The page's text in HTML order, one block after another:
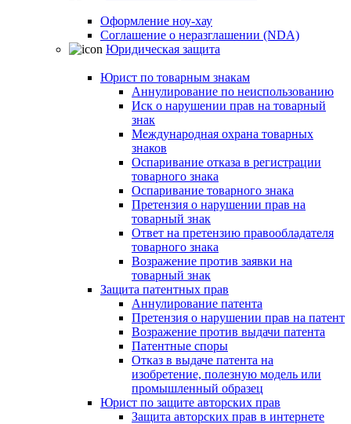
Оформление ноу-хау
Соглашение о неразглашении (NDA)
Юридическая защита
Юрист по товарным знакам
Аннулирование по неиспользованию
Иск о нарушении прав на товарный
знак
Международная охрана товарных
знаков
Оспаривание отказа в регистрации
товарного знака
Оспаривание товарного знака
Претензия о нарушении прав на
товарный знак
Ответ на претензию правообладателя
товарного знака
Возражение против заявки на
товарный знак
Защита патентных прав
Аннулирование патента
Претензия о нарушении прав на патент
Возражение против выдачи патента
Патентные споры
Отказ в выдаче патента на
изобретение, полезную модель или
промышленный образец
Юрист по защите авторских прав
Защита авторских прав в интернете